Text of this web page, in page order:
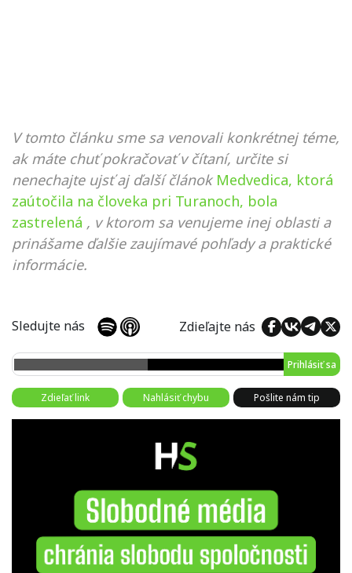
V tomto článku sme sa venovali konkrétnej téme,
ak máte chuť pokračovať v čítaní, určite si
nenechajte ujsť aj ďalší článok Medvedica, ktorá
zaútočila na človeka pri Turanoch, bola
zastrelená , v ktorom sa venujeme inej oblasti a
prinášame ďalšie zaujímavé pohľady a praktické
informácie.
Sledujte nás Zdieľajte nás
Prihlásiť sa
Zdieľať link Nahlásiť chybu Pošlite nám tip